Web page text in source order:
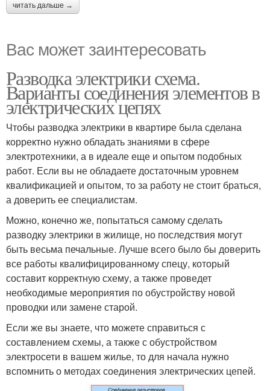
читать дальше →
Вас может заинтересовать
Разводка электрики схема.
Варианты соединения элементов в
электрических цепях
Чтобы разводка электрики в квартире была сделана
корректно нужно обладать знаниями в сфере
электротехники, а в идеале еще и опытом подобных
работ. Если вы не обладаете достаточным уровнем
квалификацией и опытом, то за работу не стоит браться,
а доверить ее специалистам.
Можно, конечно же, попытаться самому сделать
разводку электрики в жилище, но последствия могут
быть весьма печальные. Лучше всего было бы доверить
все работы квалифицированному спецу, который
составит корректную схему, а также проведет
необходимые мероприятия по обустройству новой
проводки или замене старой.
Если же вы знаете, что можете справиться с
составлением схемы, а также с обустройством
электросети в вашем жилье, то для начала нужно
вспомнить о методах соединения электрических цепей.